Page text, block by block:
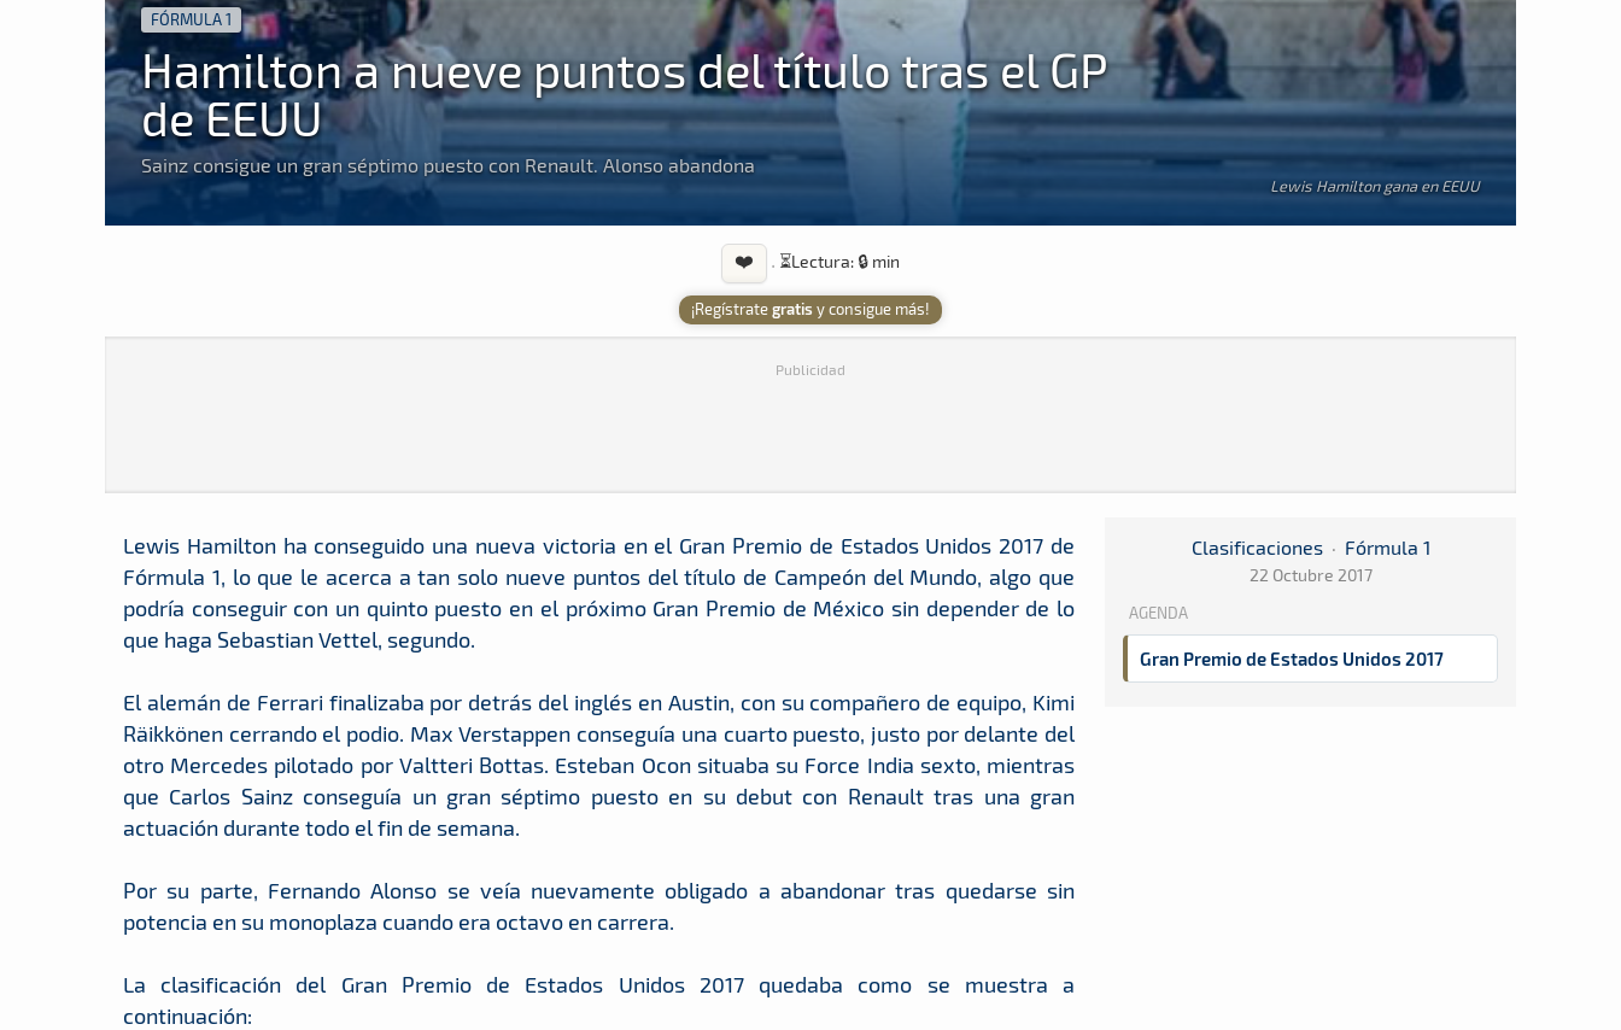
FÓRMULA 1
Hamilton a nueve puntos del título tras el GP
de EEUU
Sainz consigue un gran séptimo puesto con Renault. Alonso abandona
Lewis Hamilton gana en EEUU
❤️ · ⏳Lectura: 🔒 min
¡Regístrategratis y consigue más!
Publicidad
Clasificaciones · Fórmula 1
22 Octubre 2017
AGENDA
Gran Premio de Estados Unidos 2017
Lewis Hamilton ha conseguido una nueva victoria en el Gran Premio de Estados Unidos 2017 de
Fórmula 1, lo que le acerca a tan solo nueve puntos del título de Campeón del Mundo, algo que
podría conseguir con un quinto puesto en el próximo Gran Premio de México sin depender de lo
que haga Sebastian Vettel, segundo.
El alemán de Ferrari finalizaba por detrás del inglés en Austin, con su compañero de equipo, Kimi
Räikkönen cerrando el podio. Max Verstappen conseguía una cuarto puesto, justo por delante del
otro Mercedes pilotado por Valtteri Bottas. Esteban Ocon situaba su Force India sexto, mientras
que Carlos Sainz conseguía un gran séptimo puesto en su debut con Renault tras una gran
actuación durante todo el fin de semana.
Por su parte, Fernando Alonso se veía nuevamente obligado a abandonar tras quedarse sin
potencia en su monoplaza cuando era octavo en carrera.
La clasificación del Gran Premio de Estados Unidos 2017 quedaba como se muestra a
continuación: